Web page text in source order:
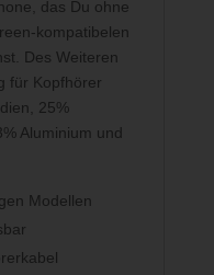
das Du ohne
kompatibelen
Des Weiteren
für Kopfhörer
25%
Aluminium und
Modellen